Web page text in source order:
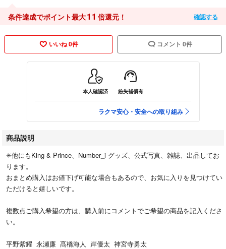
条件達成でポイント最大11 倍還元！ 確認する
いいね 0件 コメント 0件
本人確認済 紛失補償有
ラクマ安心・安全への取り組み
商品説明
✳︎他にもKing & Prince、Number_i グッズ、公式写真、雑誌、出品してお
ります。
おまとめ購入はお値下げ可能な場合もあるので、お気に入りを見つけてい
ただけると嬉しいです。
複数点ご購入希望の方は、購入前にコメントでご希望の商品を記入くださ
い。
平野紫耀 永瀬廉 髙橋海人 岸優太 神宮寺勇太